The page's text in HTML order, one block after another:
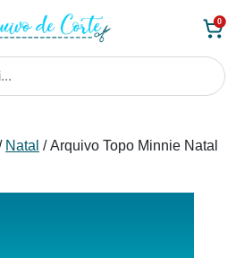
0
Natal / Arquivo Topo Minnie Natal